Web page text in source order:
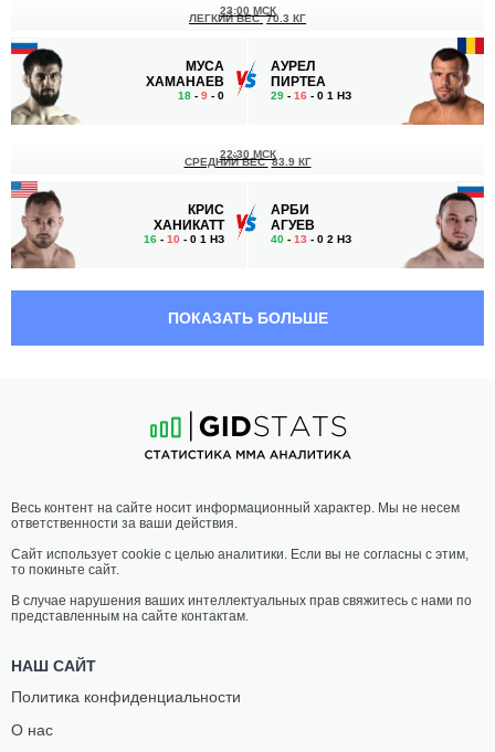
МУСА
ХАМАНАЕВ
18 - 9 - 0
23:00 МСК
ЛЕГКИЙ ВЕС 70.3 КГ
АУРЕЛ
ПИРТЕА
29 - 16 - 0 1 НЗ
КРИС
ХАНИКАТТ
16 - 10 - 0 1 НЗ
22:30 МСК
СРЕДНИЙ ВЕС 83.9 КГ
АРБИ
АГУЕВ
40 - 13 - 0 2 НЗ
БУНЕС
14-9- 0
21:30 МСК
НАИЛЕГЧАЙШИЙ ВЕС 56.7 КГ
СИЛАНДЕР
ПОКАЗАТЬ БОЛЬШЕ
Весь контент на сайте носит информационный характер. Мы не несем
ответственности за ваши действия.
Сайт использует cookie с целью аналитики. Если вы не согласны с этим,
то покиньте сайт.
В случае нарушения ваших интеллектуальных прав свяжитесь с нами по
представленным на сайте контактам.
НАШ САЙТ
Политика конфиденциальности
О нас